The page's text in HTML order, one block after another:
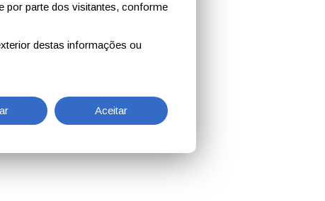
por parte dos visitantes, conforme
destas informações ou
Aceitar